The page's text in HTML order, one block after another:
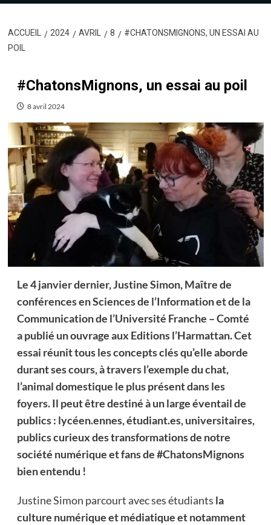
ACCUEIL 2024 AVRIL 8
#CHATONSMIGNONS, UN ESSAI AU
POIL
#ChatonsMignons, un essai au poil
8 avril 2024
Le 4 janvier dernier, Justine Simon, Maître de
conférences en Sciences de l’Information et de la
Communication de l’Université Franche – Comté
a publié un ouvrage aux Editions l’Harmattan. Cet
essai réunit tous les concepts clés qu’elle aborde
durant ses cours, à travers l’exemple du chat,
l’animal domestique le plus présent dans les
foyers. Il peut être destiné à un large éventail de
publics : lycéen.ennes, étudiant.es, universitaires,
publics curieux des transformations de notre
société numérique et fans de #ChatonsMignons
bien entendu !
Justine Simon parcourt avec ses étudiants la
culture numérique et médiatique et notamment